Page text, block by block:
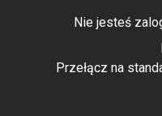
Nie jesteś
Przełącz na